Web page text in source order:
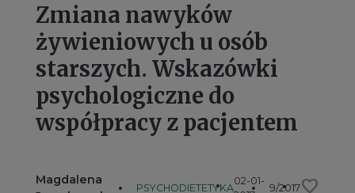
Zmiana nawyków
żywieniowych u osób
starszych. Wskazówki
psychologiczne do
współpracy z pacjentem
Magdalena
PSYCHODIETETYKA
02-01-
9/2017favorite